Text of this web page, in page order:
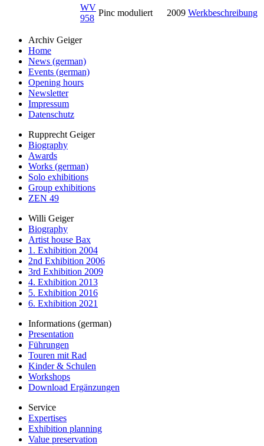
WV
958
Pinc moduliert 2009 Werkbeschreibung
Archiv Geiger
Home
News (german)
Events (german)
Opening hours
Newsletter
Impressum
Datenschutz
Rupprecht Geiger
Biography
Awards
Works (german)
Solo exhibitions
Group exhibitions
ZEN 49
Willi Geiger
Biography
Artist house Bax
1. Exhibition 2004
2nd Exhibition 2006
3rd Exhibition 2009
4. Exhibition 2013
5. Exhibition 2016
6. Exhibition 2021
Informations (german)
Presentation
Führungen
Touren mit Rad
Kinder & Schulen
Workshops
Download Ergänzungen
Service
Expertises
Exhibition planning
Value preservation